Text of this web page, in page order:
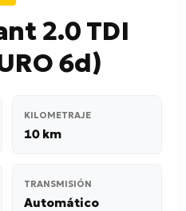
2.0 TDI
6d)
KILOMETRAJE
10 km
TRANSMISIÓN
Automático